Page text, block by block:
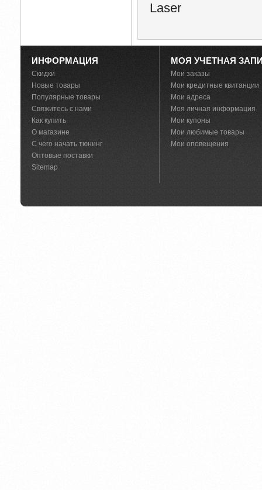
Laser
ИНФОРМАЦИЯ
Скидки
Новые товары
Популярные товары
Свяжитесь с нами
Как купить
О магазине
С чего начать тюнинг
Оптовые поставки
Sitemap
МОЯ УЧЕТНАЯ
Мои заказы
Мои кредитные квитанции
Мои адреса
Моя личная информация
Мои купоны
Мои любимые товары
Мои оповещения